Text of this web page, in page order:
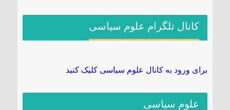
کانال تلگرام علوم سیاسی
برای ورود به کانال علوم سیاسی کلیک کنید
علوم سیاسی